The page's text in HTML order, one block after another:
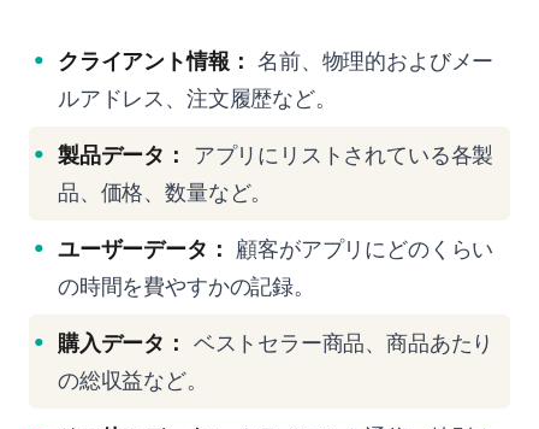
クライアント情報： 名前、物理的およびメー
ルアドレス、注文履歴など。
製品データ：
アプリにリストされている各製
品、価格、数量など。
ユーザーデータ：
顧客がアプリにどのくらい
の時間を費やすかの記録。
購入データ：
ベストセラー商品、商品あたり
の総収益など。